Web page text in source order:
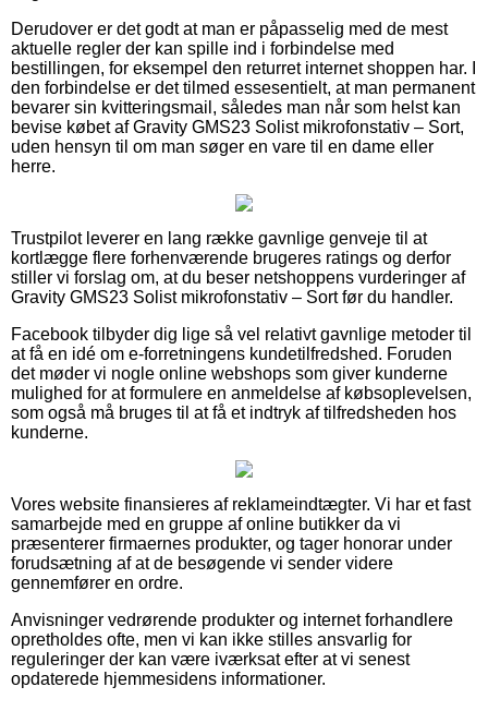
Derudover er det godt at man er påpasselig med de mest
aktuelle regler der kan spille ind i forbindelse med
bestillingen, for eksempel den returret internet shoppen har. I
den forbindelse er det tilmed essesentielt, at man permanent
bevarer sin kvitteringsmail, således man når som helst kan
bevise købet af Gravity GMS23 Solist mikrofonstativ – Sort,
uden hensyn til om man søger en vare til en dame eller
herre.
Trustpilot leverer en lang række gavnlige genveje til at
kortlægge flere forhenværende brugeres ratings og derfor
stiller vi forslag om, at du beser netshoppens vurderinger af
Gravity GMS23 Solist mikrofonstativ – Sort før du handler.
Facebook tilbyder dig lige så vel relativt gavnlige metoder til
at få en idé om e-forretningens kundetilfredshed. Foruden
det møder vi nogle online webshops som giver kunderne
mulighed for at formulere en anmeldelse af købsoplevelsen,
som også må bruges til at få et indtryk af tilfredsheden hos
kunderne.
Vores website finansieres af reklameindtægter. Vi har et fast
samarbejde med en gruppe af online butikker da vi
præsenterer firmaernes produkter, og tager honorar under
forudsætning af at de besøgende vi sender videre
gennemfører en ordre.
Anvisninger vedrørende produkter og internet forhandlere
opretholdes ofte, men vi kan ikke stilles ansvarlig for
reguleringer der kan være iværksat efter at vi senest
opdaterede hjemmesidens informationer.